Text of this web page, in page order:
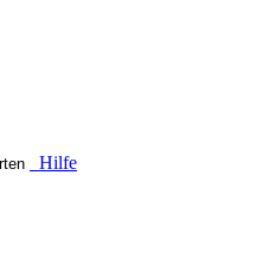
Hilfe